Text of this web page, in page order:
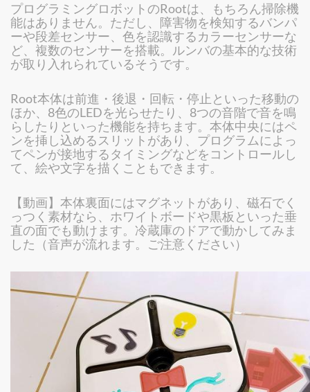
プログラミングロボットのRootは、もちろん掃除機
能はありません。ただし、障害物を検知するバンパ
ーや段差センサー、色を認識するカラーセンサーな
ど、複数のセンサーを搭載。ルンバの基本的な技術
が取り入れられているそうです。
Root本体は前進・後退・回転・停止といった移動の
ほか、8色のLEDを光らせたり、8つの音階で音を鳴
らしたりといった機能を持ちます。本体中央にはペ
ンを挿し込めるスリットがあり、プログラムによっ
てペンが接地するタイミングなどをコントロールし
て、絵や文字を描くこともできます。
【動画】本体裏面にはマグネットがあり、磁石でく
っつく素材なら、ホワイトボードや黒板といった垂
直の面でも動けます。冷蔵庫のドアで動かしてみま
した（音声が流れます。ご注意ください）